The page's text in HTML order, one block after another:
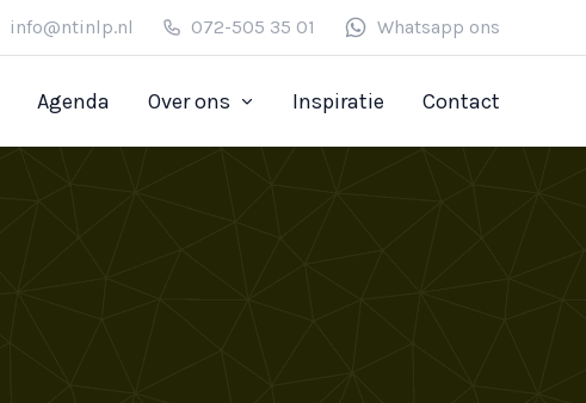
info@ntinlp.nl 072-505 35 01 Whatsapp ons
Agenda Over ons Inspiratie Contact